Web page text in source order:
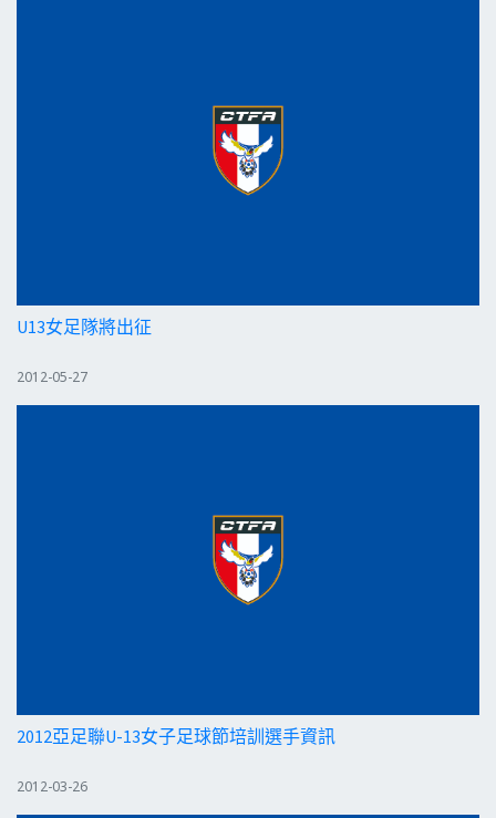
U13女足隊將出征
2012-05-27
2012亞足聯U-13女子足球節培訓選手資訊
2012-03-26